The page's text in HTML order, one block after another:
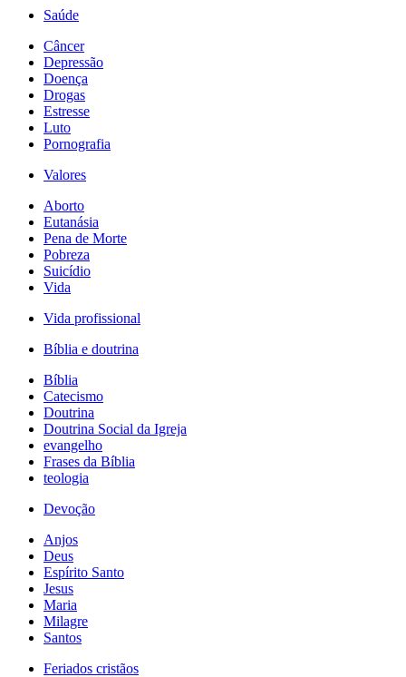
Saúde
Câncer
Depressão
Doença
Drogas
Estresse
Luto
Pornografia
Valores
Aborto
Eutanásia
Pena de Morte
Pobreza
Suicídio
Vida
Vida profissional
Bíblia e doutrina
Bíblia
Catecismo
Doutrina
Doutrina Social da Igreja
evangelho
Frases da Bíblia
teologia
Devoção
Anjos
Deus
Espírito Santo
Jesus
Maria
Milagre
Santos
Feriados cristãos